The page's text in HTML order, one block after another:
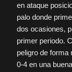
en ataque
palo donde
dos ocasiones,
primer periodo.
peligro de forma
0-4 en una